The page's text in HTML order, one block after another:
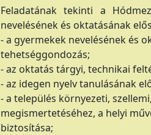
Feladatának tekinti a
nevelésének és oktatásának
- a gyermekek nevelésének és
tehetséggondozás;
- az oktatás tárgyi, technikai
- az idegen nyelv tanulásának
- a település környezeti,
megismertetéséhez, a helyi
biztosítása;